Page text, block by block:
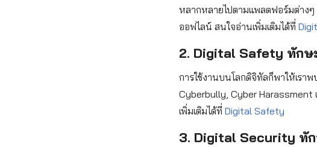
หลากหลายไปตามแพลตฟอร์มต่าง
ออฟไลน์ สนใจอ่านเพิ่มเติมได้ที่
2. Digital Safety ทักษ
การใช้งานบนโลกดิจิทัลก็พาให้เรา
Cyberbully, Cyber Harassment
เพิ่มเติมได้ที่ Digital Safety
3. Digital Security ทั